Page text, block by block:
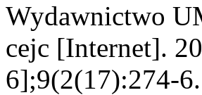
Wydawnictwo
cejc [Internet].
6];9(2(17):274-